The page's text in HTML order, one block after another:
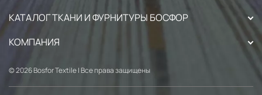
КАТАЛОГ ТКАНИ И ФУРНИТУРЫ БОСФОР
КОМПАНИЯ
© 2026 Bosfor Textile | Все права защищены